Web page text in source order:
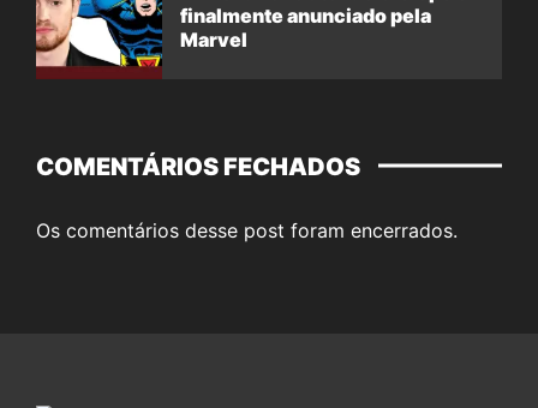
finalmente anunciado pela
Marvel
COMENTÁRIOS FECHADOS
Os comentários desse post foram encerrados.